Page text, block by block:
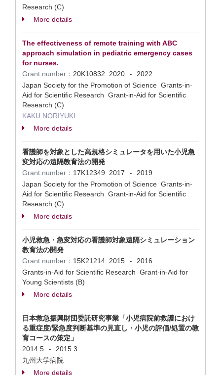
Research (C)
More details
The effectiveness of remote training with ABC
approach simulation in pediatric emergency cases
for nurses.
Grant number： 20K10832 2020 -
2022
Japan Society for the Promotion of Science Grants-in-
Aid for Scientific Research Grant-in-Aid for Scientific
Research (C)
KAKU NORIYUKI
More details
看護師を対象とした高規格シミュレータを用いた小児急
変対応の遠隔教育法の開発
Grant number： 17K12349 2017 -
2019
Japan Society for the Promotion of Science Grants-in-
Aid for Scientific Research Grant-in-Aid for Scientific
Research (C)
More details
小児救急・急変対応の看護師対象遠隔シミュレーション
教育法の開発
Grant number： 15K21214 2015 -
2016
Grants-in-Aid for Scientific Research Grant-in-Aid for
Young Scientists (B)
More details
日本救急振興財団委託研究事業「小児病院前救護におけ
る重症度/緊急度判断基準の見直し・小児の評価/処置の教
育コースの策定」
2014.5
-
2015.3
九州大学病院
More details